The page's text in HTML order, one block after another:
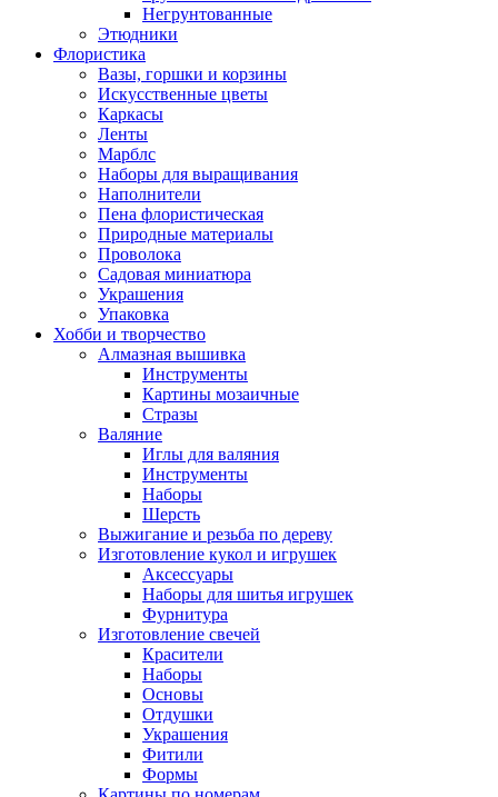
Негрунтованные
Этюдники
Флористика
Вазы, горшки и корзины
Искусственные цветы
Каркасы
Ленты
Марблс
Наборы для выращивания
Наполнители
Пена флористическая
Природные материалы
Проволока
Садовая миниатюра
Украшения
Упаковка
Хобби и творчество
Алмазная вышивка
Инструменты
Картины мозаичные
Стразы
Валяние
Иглы для валяния
Инструменты
Наборы
Шерсть
Выжигание и резьба по дереву
Изготовление кукол и игрушек
Аксессуары
Наборы для шитья игрушек
Фурнитура
Изготовление свечей
Красители
Наборы
Основы
Отдушки
Украшения
Фитили
Формы